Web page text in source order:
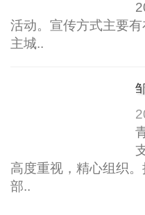
活动。宣传方式主要
主城..
高度重视，精心组织
部..